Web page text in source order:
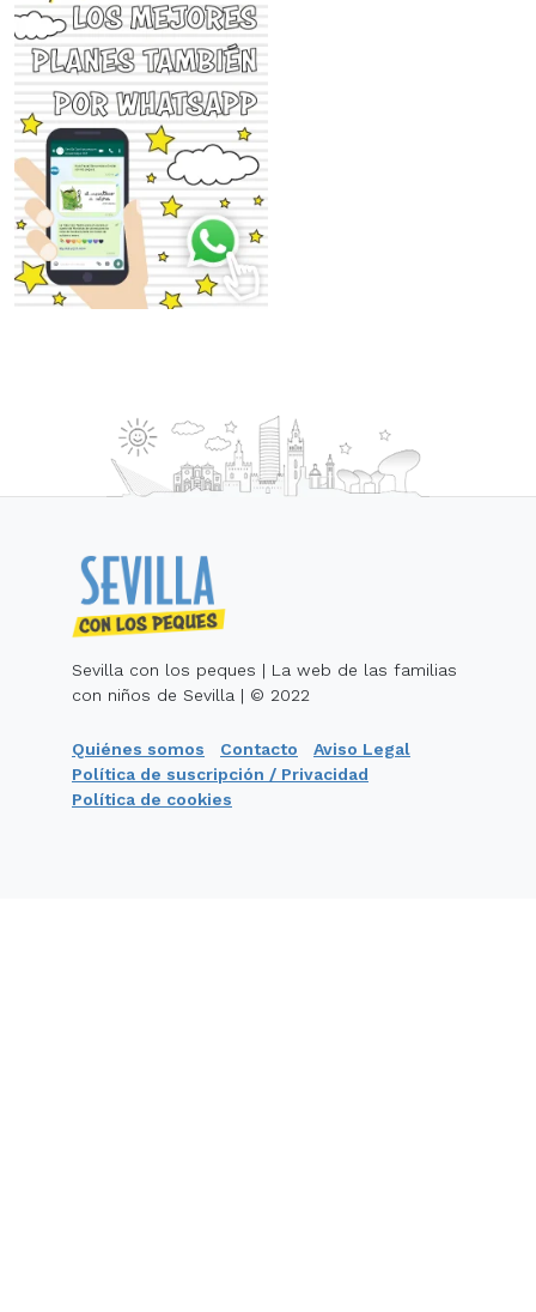
Sevilla con los peques | La web de las familias
con niños de Sevilla | © 2022
Quiénes somos Contacto
Aviso Legal
Política de suscripción / Privacidad
Política de cookies